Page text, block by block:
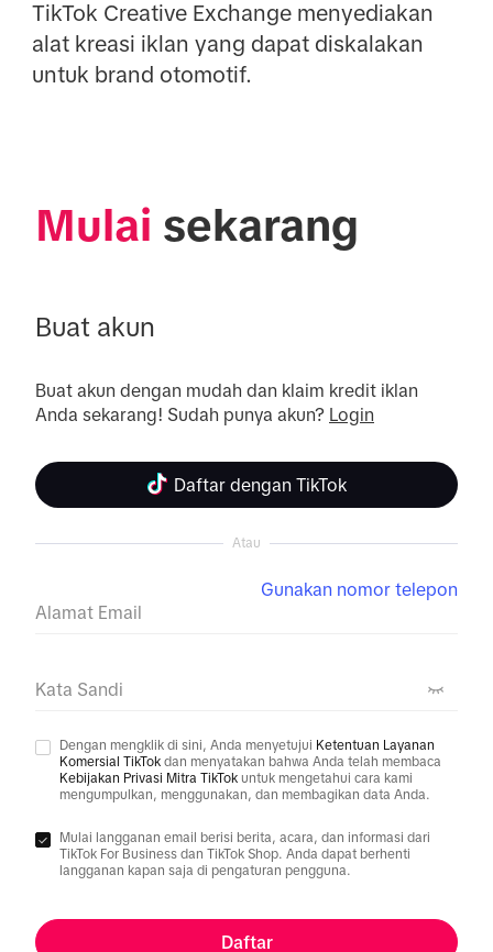
TikTok Creative Exchange menyediakan
alat kreasi iklan yang dapat diskalakan
untuk brand otomotif.
Mulai sekarang
Buat akun
Buat akun dengan mudah dan klaim kredit iklan
Anda sekarang! Sudah punya akun? Login
Daftar dengan TikTok
Atau
Alamat Email
Gunakan nomor telepon
Kata Sandi
Dengan mengklik di sini, Anda menyetujui Ketentuan Layanan
Komersial TikTok dan menyatakan bahwa Anda telah membaca
Kebijakan Privasi Mitra TikTok untuk mengetahui cara kami
mengumpulkan, menggunakan, dan membagikan data Anda.
Mulai langganan email berisi berita, acara, dan informasi dari
TikTok For Business dan TikTok Shop. Anda dapat berhenti
langganan kapan saja di pengaturan pengguna.
Daftar